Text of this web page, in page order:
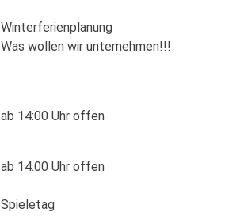
Winterferienplanung
Was wollen wir unternehmen!!!
ab 14:00 Uhr offen
ab 14.00 Uhr offen
Spieletag